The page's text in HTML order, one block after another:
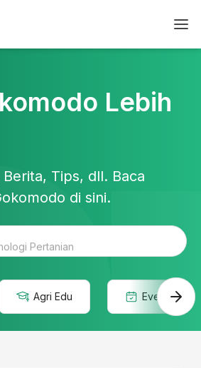
Lebih
Berita, Tips, dll. Baca
di sini.
Pertanian
Agri Edu Event